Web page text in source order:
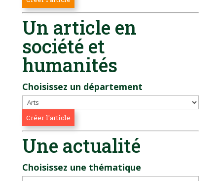
Un article en
société et
humanités
Choisissez un département
Une actualité
Choisissez une thématique